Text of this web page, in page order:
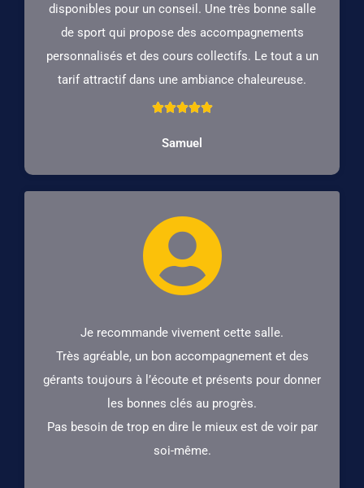
disponibles pour un conseil. Une très bonne salle
de sport qui propose des accompagnements
personnalisés et des cours collectifs. Le tout a un
tarif attractif dans une ambiance chaleureuse.

Samuel
Je recommande vivement cette salle.
Très agréable, un bon accompagnement et des
gérants toujours à l’écoute et présents pour donner
les bonnes clés au progrès.
Pas besoin de trop en dire le mieux est de voir par
soi-même.